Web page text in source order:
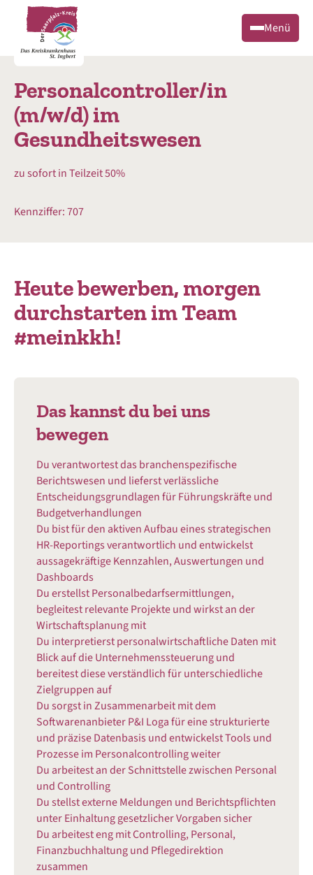
Menü
Personalcontroller/in
(m/w/d) im
Gesundheitswesen
zu sofort in Teilzeit 50%
Kennziffer: 707
Heute bewerben, morgen
durchstarten im Team
#meinkkh!
Das kannst du bei uns
bewegen
Du verantwortest das branchenspezifische
Berichtswesen und lieferst verlässliche
Entscheidungsgrundlagen für Führungskräfte und
Budgetverhandlungen
Du bist für den aktiven Aufbau eines strategischen
HR-Reportings verantwortlich und entwickelst
aussagekräftige Kennzahlen, Auswertungen und
Dashboards
Du erstellst Personalbedarfsermittlungen,
begleitest relevante Projekte und wirkst an der
Wirtschaftsplanung mit
Du interpretierst personalwirtschaftliche Daten mit
Blick auf die Unternehmenssteuerung und
bereitest diese verständlich für unterschiedliche
Zielgruppen auf
Du sorgst in Zusammenarbeit mit dem
Softwarenanbieter P&I Loga für eine strukturierte
und präzise Datenbasis und entwickelst Tools und
Prozesse im Personalcontrolling weiter
Du arbeitest an der Schnittstelle zwischen Personal
und Controlling
Du stellst externe Meldungen und Berichtspflichten
unter Einhaltung gesetzlicher Vorgaben sicher
Du arbeitest eng mit Controlling, Personal,
Finanzbuchhaltung und Pflegedirektion
zusammen